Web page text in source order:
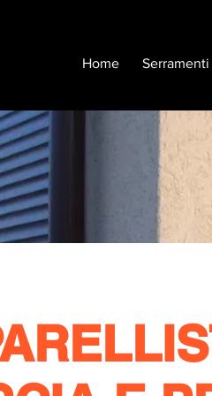
Home Serramenti